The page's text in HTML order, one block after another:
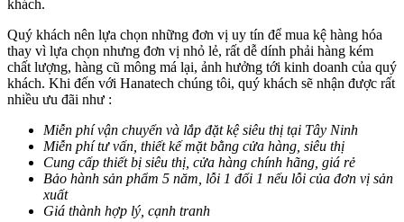
khách.
Quý khách nên lựa chọn những đơn vị uy tín để mua kệ hàng hóa
thay vì lựa chọn nhưng đơn vị nhỏ lẻ, rất dễ dính phải hàng kém
chất lượng, hàng cũ mông má lại, ảnh hưởng tới kinh doanh của quý
khách. Khi đến với Hanatech chúng tôi, quý khách sẽ nhận được rất
nhiều ưu đãi như :
Miễn phí vận chuyển và lắp đặt kệ siêu thị tại Tây Ninh
Miễn phí tư vấn, thiết kế mặt bằng cửa hàng, siêu thị
Cung cấp thiết bị siêu thị, cửa hàng chính hãng, giá rẻ
Bảo hành sản phẩm 5 năm, lỗi 1 đổi 1 nếu lỗi của đơn vị sản
xuất
Giá thành hợp lý, cạnh tranh